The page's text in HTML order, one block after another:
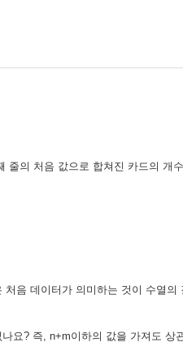
줄의 처음 값으로 합쳐진 카드의 개
음 데이터가 의미하는 것이 수열의
요? 즉, n+m이하의 값을 가져도 상